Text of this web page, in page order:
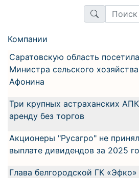
Компании
Саратовскую область
Министра сельского
Афонина
Три крупных астраханских
аренду без торгов
Акционеры "Русагро" не
выплате дивидендов за 2025
Глава белгородской ГК